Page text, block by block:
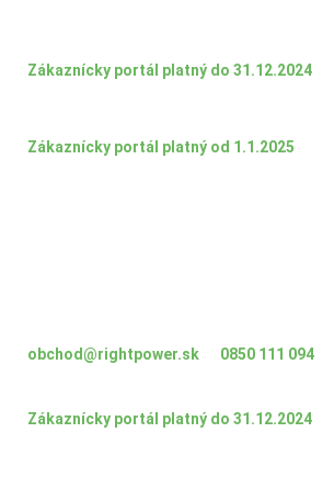
Zákaznícky portál platný do 31.12.2024
Zákaznícky portál platný od 1.1.2025
obchod@rightpower.sk 0850 111 094
Zákaznícky portál platný do 31.12.2024